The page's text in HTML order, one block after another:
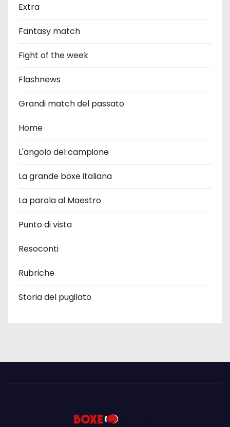
Extra
Fantasy match
Fight of the week
Flashnews
Grandi match del passato
Home
L'angolo del campione
La grande boxe italiana
La parola al Maestro
Punto di vista
Resoconti
Rubriche
Storia del pugilato